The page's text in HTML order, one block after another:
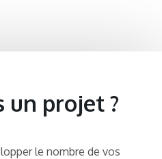
un projet ?
le nombre de vos